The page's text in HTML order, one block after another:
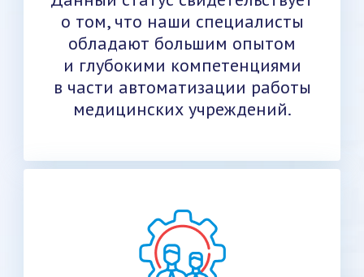
о том, что наши специалисты
обладают большим опытом
и глубокими компетенциями
в части автоматизации работы
медицинских учреждений.